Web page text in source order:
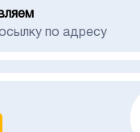
по адресу